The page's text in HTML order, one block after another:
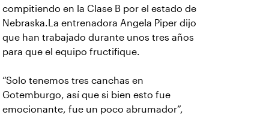
compitiendo en la Clase B por el estado de
Nebraska.La entrenadora Angela Piper dijo
que han trabajado durante unos tres años
para que el equipo fructifique.
“Solo tenemos tres canchas en
Gotemburgo, así que si bien esto fue
emocionante, fue un poco abrumador”,